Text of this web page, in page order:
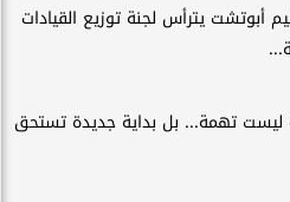
أبوتشت يترأس لجنة توزيع القيادات
ليست تهمة... بل بداية جديدة تستحق